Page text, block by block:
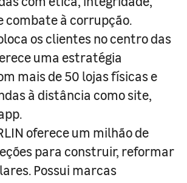
combate à corrupção.
os clientes no centro das
uma estratégia
mais de 50 lojas físicas e
à distância como site,
oferece um milhão de
para construir, reformar
Possui marcas